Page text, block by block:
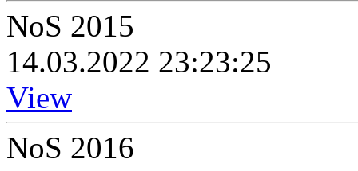
NoS 2015
14.03.2022 23:23:25
View
NoS 2016